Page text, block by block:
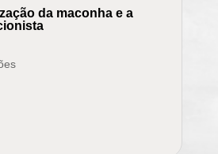
da maconha e a